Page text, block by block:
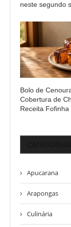
neste segundo
Bolo de
Cobertura de
Receita Fofinha
Apucarana
Arapongas
Culinária